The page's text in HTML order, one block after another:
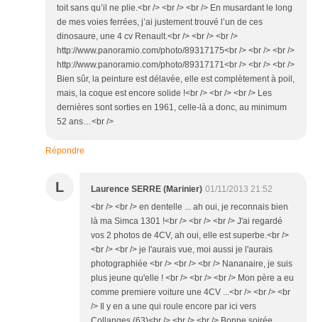
toit sans qu’il ne plie.<br /> <br /> <br /> En musardant le long
de mes voies ferrées, j’ai justement trouvé l’un de ces
dinosaure, une 4 cv Renault.<br /> <br /> <br />
http://www.panoramio.com/photo/89317175<br /> <br /> <br />
http://www.panoramio.com/photo/89317171<br /> <br /> <br />
Bien sûr, la peinture est délavée, elle est complètement à poil,
mais, la coque est encore solide !<br /> <br /> <br /> Les
dernières sont sorties en 1961, celle-là a donc, au minimum
52 ans…<br />
Répondre
L Laurence SERRE (Marinier) 01/11/2013 21:52
<br /> <br /> en dentelle ... ah oui, je reconnais bien
là ma Simca 1301 !<br /> <br /> <br /> J'ai regardé
vos 2 photos de 4CV, ah oui, elle est superbe.<br />
<br /> <br /> je l'aurais vue, moi aussi je l'aurais
photographiée <br /> <br /> <br /> Nananaire, je suis
plus jeune qu'elle ! <br /> <br /> <br /> Mon père a eu
comme premiere voiture une 4CV ...<br /> <br /> <br
/> Il y en a une qui roule encore par ici vers